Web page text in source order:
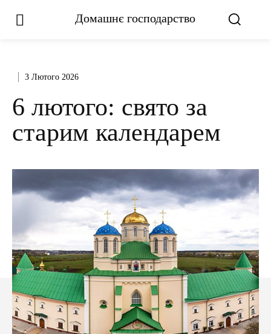
Домашнє господарство
3 Лютого 2026
6 лютого: свято за
старим календарем